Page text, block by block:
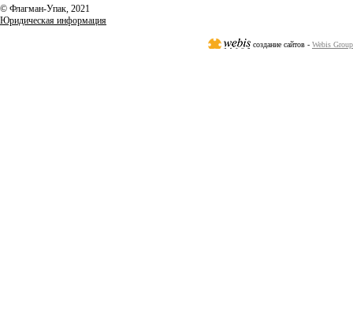
© Флагман-Упак, 2021
Юридическая информация
создание сайтов - Webis Group